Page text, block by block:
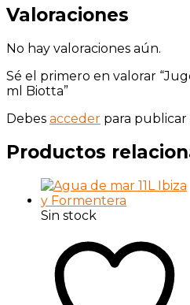
Valoraciones
No hay valoraciones aún.
Sé el primero en valorar
ml Biotta”
Debes acceder para publicar
Productos
Sin stock